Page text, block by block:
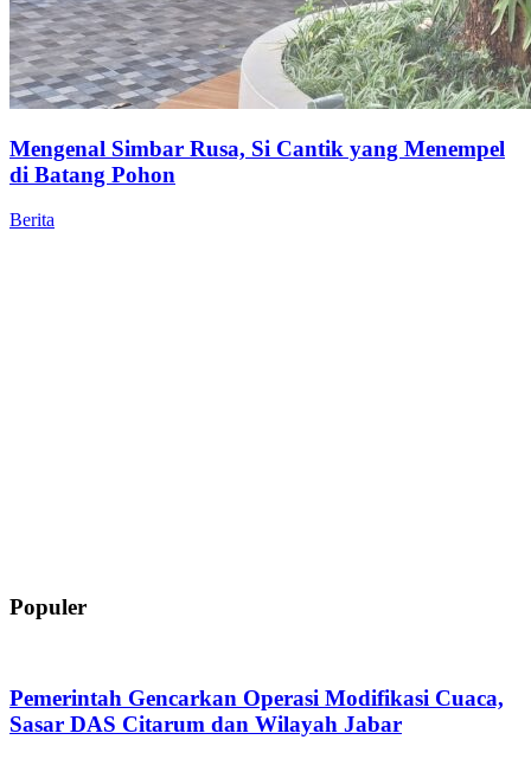
Mengenal Simbar Rusa, Si Cantik yang Menempel
di Batang Pohon
Berita
Populer
Pemerintah Gencarkan Operasi Modifikasi Cuaca,
Sasar DAS Citarum dan Wilayah Jabar